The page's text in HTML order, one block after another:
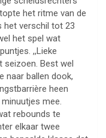
het ritme van de
het verschil tot 23
het spel wat
,,Lieke
seizoen. Best wel
naar ballen dook,
heen
mee.
rebounds te
elkaar twee